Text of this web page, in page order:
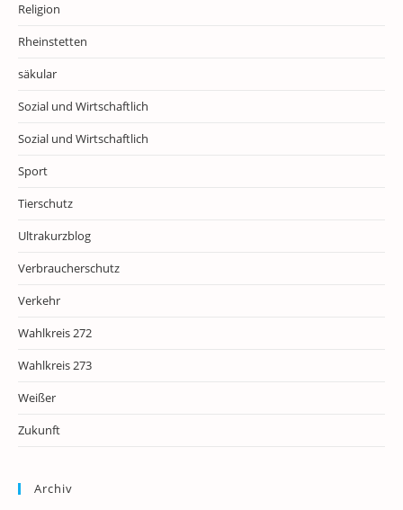
Religion
Rheinstetten
säkular
Sozial und Wirtschaftlich
Sozial und Wirtschaftlich
Sport
Tierschutz
Ultrakurzblog
Verbraucherschutz
Verkehr
Wahlkreis 272
Wahlkreis 273
Weißer
Zukunft
Archiv